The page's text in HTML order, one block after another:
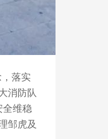
落实
消防队
全维稳
邹虎及